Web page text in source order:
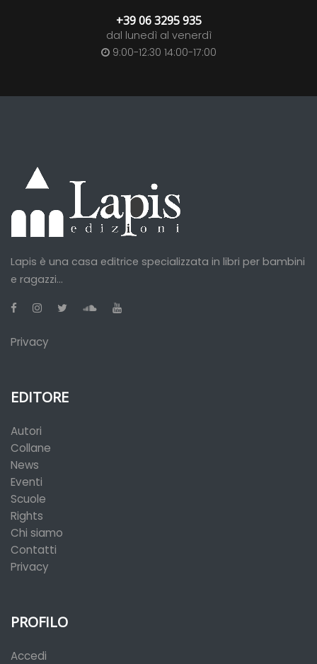
+39 06 3295 935
dal lunedì al venerdì
9:00-12:30 14:00-17:00
Lapis è una casa editrice specializzata in libri per bambini
e ragazzi...
Privacy
EDITORE
Autori
Collane
News
Eventi
Scuole
Rights
Chi siamo
Contatti
Privacy
PROFILO
Accedi